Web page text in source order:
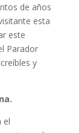
de años
esta
este
Parador
y
el